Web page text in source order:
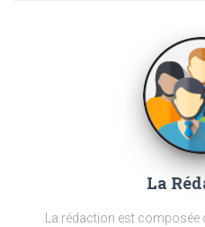
La
La rédaction est